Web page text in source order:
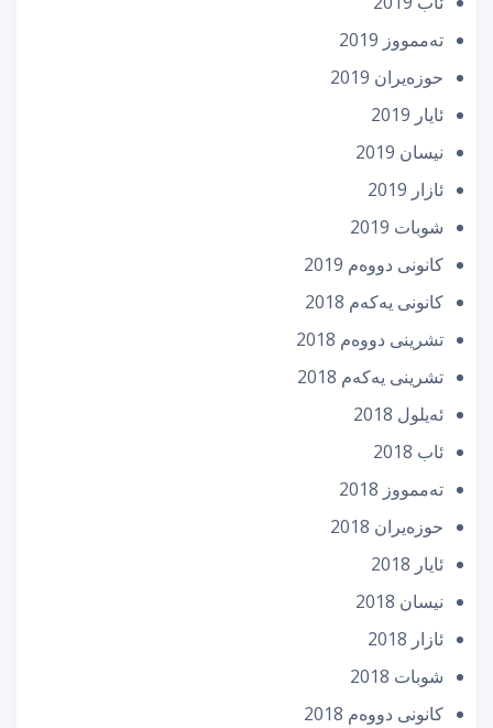
تەممووز 2019
حوزه‌یران 2019
ئایار 2019
نیسان 2019
ئازار 2019
شوبات 2019
كانونی دووه‌م 2019
كانونی یه‌كه‌م 2018
تشرینی دووه‌م 2018
تشرینی یه‌كه‌م 2018
ئه‌یلول 2018
ئاب 2018
تەممووز 2018
حوزه‌یران 2018
ئایار 2018
نیسان 2018
ئازار 2018
شوبات 2018
كانونی دووه‌م 2018